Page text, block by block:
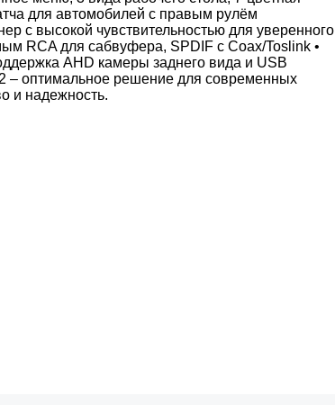
для автомобилей с правым рулём
с высокой чувствительностью для уверенного
RCA для сабвуфера, SPDIF с Coax/Toslink •
AHD камеры заднего вида и USB
– оптимальное решение для современных
и надежность.